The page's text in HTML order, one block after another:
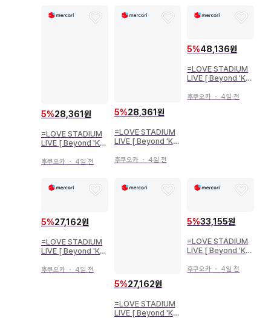
5%28,361원
=LOVE STADIUM
LIVE [ Beyond 'KY
비주얼 의상 요리
후쿠오카 ・ 4일 전
5%28,361원
=LOVE STADIUM
LIVE [ Beyond 'KY
키 비주얼 의상 요리
후쿠오카・ 4일 전
5%48,136원
=LOVE STADIUM
LIVE [ Beyond 'KY
키 비주얼 의상 3종 컴
후쿠오카 ・ 4일 전
5%27,162원
=LOVE STADIUM
LIVE [ Beyond 'KY
키 비주얼 의상 3종 컴
후쿠오카 ・ 4일 전
5%27,162원
=LOVE STADIUM
LIVE [ Beyond 'KY
5%33,155원
=LOVE STADIUM
LIVE [ Beyond 'KY
키 비주얼 의상 3종 컴
후쿠오카 ・ 4일 전